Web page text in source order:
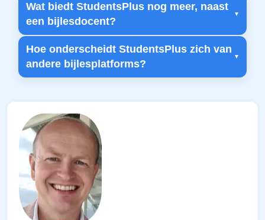
Wat biedt StudentsPlus nog meer, naast
een bijlesdocent?
Hoe onderscheidt StudentsPlus zich van
andere bijlesplatforms?